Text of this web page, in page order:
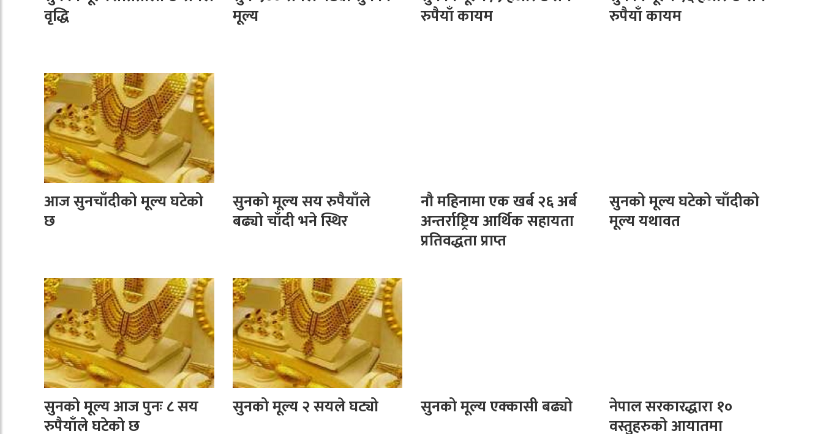
वृद्धि मूल्य रुपैयाँ कायम रुपैयाँ कायम
आज सुनचाँदीको मूल्य घटेको
छ
सुनको मूल्य सय रुपैयाँले
बढ्यो चाँदी भने स्थिर
नौ महिनामा एक खर्ब २६ अर्ब
अन्तर्राष्ट्रिय आर्थिक सहायता
प्रतिवद्धता प्राप्त
सुनको मूल्य घटेको चाँदीको
मूल्य यथावत
सुनको मूल्य आज पुनः ८ सय
रुपैयाँले घटेको छ
सुनको मूल्य २ सयले घट्यो सुनको मूल्य एक्कासी बढ्यो नेपाल सरकारद्धारा १०
वस्तुहरुको आयातमा